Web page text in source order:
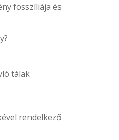
rendelkező
fosszíliája és
tálak